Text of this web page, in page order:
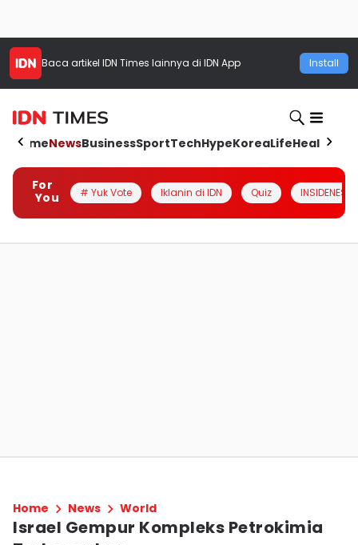
Baca artikel IDN Times lainnya di IDN App Install
HomeNewsBusinessSportTechHypeKoreaLifeHealth
For
You
# Yuk Vote Iklanin di IDN Quiz INSIDENESIA
Home News World
Israel Gempur Kompleks Petrokimia